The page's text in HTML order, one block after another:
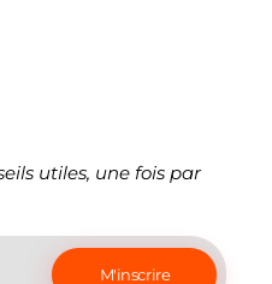
utiles, une fois par